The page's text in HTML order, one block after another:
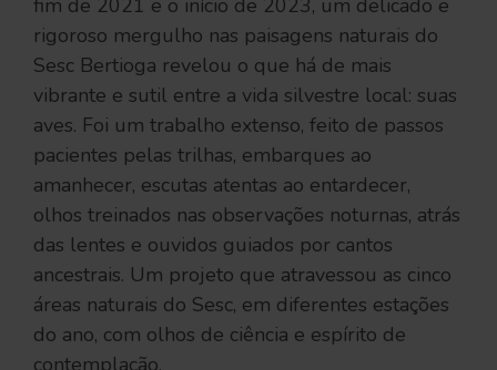
fim de 2021 e o início de 2023, um delicado e
rigoroso mergulho nas paisagens naturais do
Sesc Bertioga revelou o que há de mais
vibrante e sutil entre a vida silvestre local: suas
aves. Foi um trabalho extenso, feito de passos
pacientes pelas trilhas, embarques ao
amanhecer, escutas atentas ao entardecer,
olhos treinados nas observações noturnas, atrás
das lentes e ouvidos guiados por cantos
ancestrais. Um projeto que atravessou as cinco
áreas naturais do Sesc, em diferentes estações
do ano, com olhos de ciência e espírito de
contemplação.